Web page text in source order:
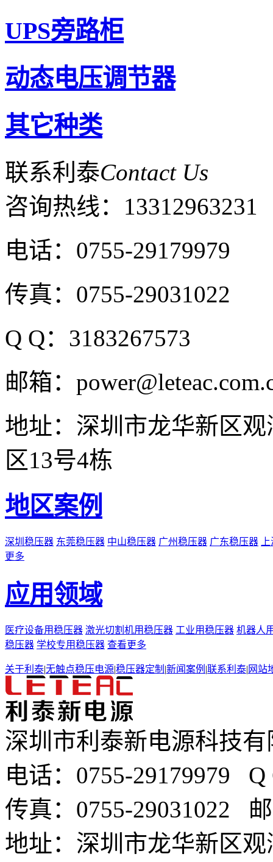
UPS旁路柜
动态电压调节器
其它种类
联系利泰Contact Us
咨询热线： 13312963231
电话：0755-29179979
传真：0755-29031022
Q Q：3183267573
邮箱：
地址：深圳市龙华新区
区13号4栋
地区案例
深圳稳压器 东莞稳压器 中山稳压器 广州稳压器 广东稳压器
更多
应用领域
医疗设备用稳压器 激光切割机用稳压器 工业用稳压器 机器人
稳压器 学校专用稳压器 查看更多
关于利泰|无触点稳压电源|稳压器定制 |新闻案例 |联系利泰| 网站
深圳市利泰新电源科技有
电话：0755-29179979
传真：0755-29031022 邮
地址：深圳市龙华新区